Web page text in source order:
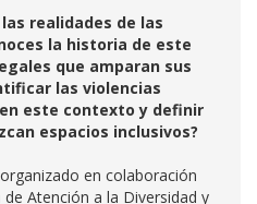
realidades de las
la historia de este
que amparan sus
las violencias
este contexto y definir
espacios inclusivos?
en colaboración
Atención a la Diversidad y